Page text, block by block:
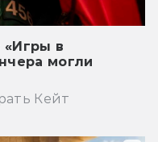
в
могли
Кейт